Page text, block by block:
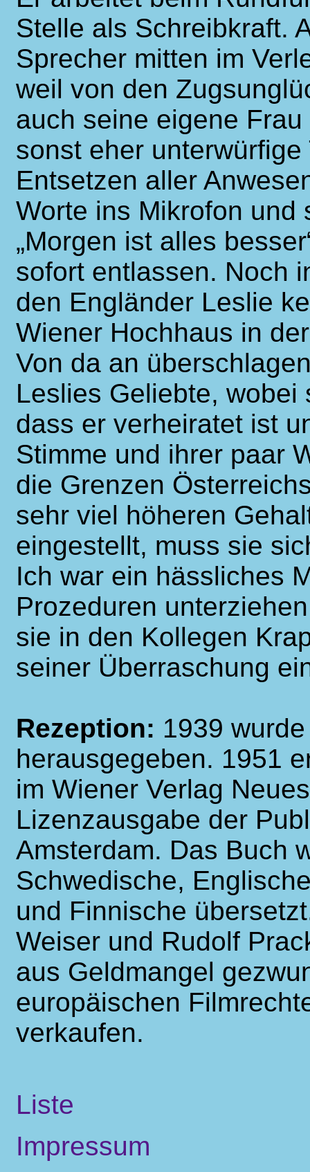
Stelle als Schreibkraft.
Sprecher mitten im
weil von den
auch seine eigene
sonst eher
Entsetzen aller
Worte ins Mikrofon und
„Morgen ist alles
sofort entlassen. Noch
den Engländer Leslie
Wiener Hochhaus in
Von da an
Leslies Geliebte,
dass er verheiratet ist
Stimme und ihrer paar
die Grenzen
sehr viel höheren
eingestellt, muss sie
Ich war ein hässliches
Prozeduren
sie in den Kollegen
seiner Überraschung
Rezeption: 1939
herausgegeben. 1951
im Wiener Verlag
Lizenzausgabe der
Amsterdam. Das Buch
Schwedische,
und Finnische
Weiser und Rudolf
aus Geldmangel
europäischen
verkaufen.
Liste
Impressum